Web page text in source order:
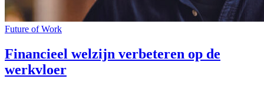
Future of Work
Financieel welzijn verbeteren op de
werkvloer